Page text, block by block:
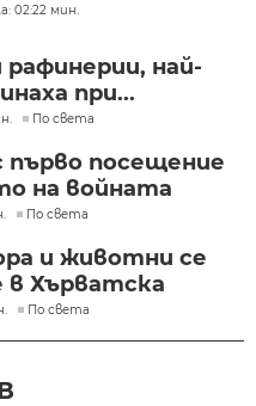
02:22 мин.
рафинерии, най-
при...
По света
първо посещение
на войната
По света
и животни се
Хърватска
По света